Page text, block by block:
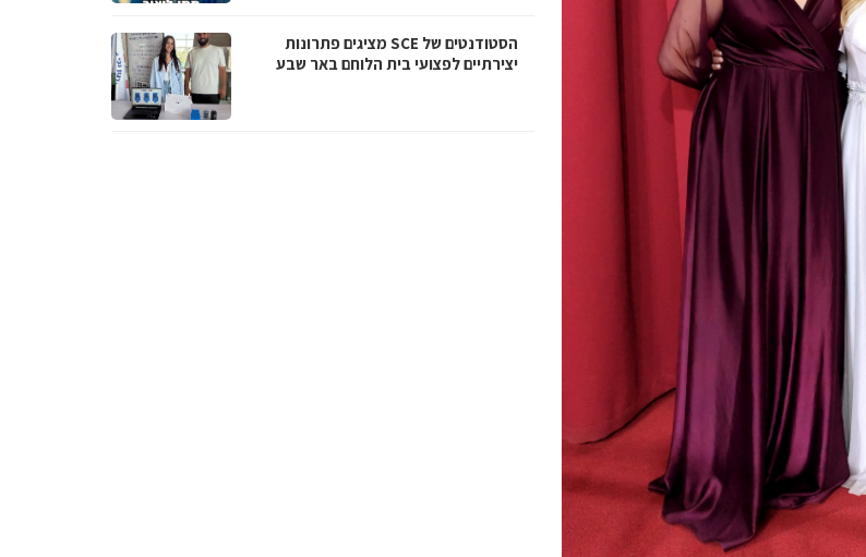
הסטודנטים של SCE מציגים פתרונות
יצירתיים לפצועי בית הלוחם באר שבע